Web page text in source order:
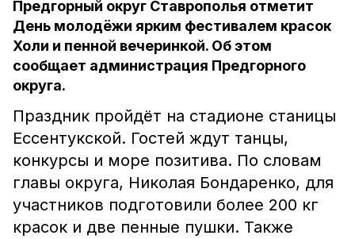
Предгорный округ Ставрополья отметит
День молодёжи ярким фестивалем красок
Холи и пенной вечеринкой. Об этом
сообщает администрация Предгорного
округа.
Праздник пройдёт на стадионе станицы
Ессентукской. Гостей ждут танцы,
конкурсы и море позитива. По словам
главы округа, Николая Бондаренко, для
участников подготовили более 200 кг
красок и две пенные пушки. Также